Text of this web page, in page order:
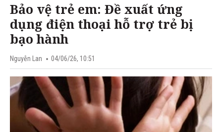
Bảo vệ trẻ em: Đề xuất ứng
dụng điện thoại hỗ trợ trẻ bị
bạo hành
Nguyễn Lan 04/06/26, 10:51